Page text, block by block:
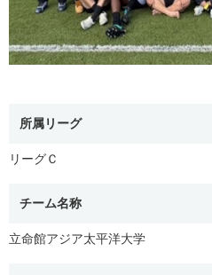
所属リーグ
リーグＣ
チーム名称
立命館アジア太平洋大学